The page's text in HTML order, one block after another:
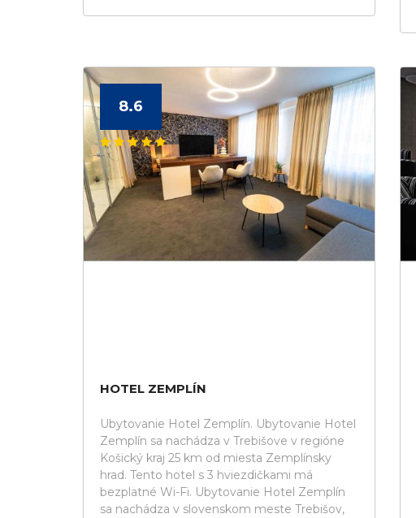
8.6
HOTEL ZEMPLÍN
Ubytovanie Hotel Zemplín. Ubytovanie Hotel
Zemplín sa nachádza v Trebišove v regióne
Košický kraj 25 km od miesta Zemplínsky
hrad. Tento hotel s 3 hviezdičkami má
bezplatné Wi-Fi. Ubytovanie Hotel Zemplín
sa nachádza v slovenskom meste Trebišov,